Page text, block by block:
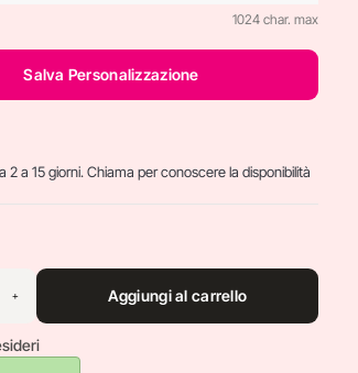
1024 char. max
Salva Personalizzazione
2 a 15 giorni. Chiama per conoscere la disponibilità
Aggiungi al carrello